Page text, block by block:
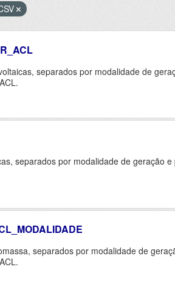
separados por modalidade de
separados por modalidade de geração
separados por modalidade de